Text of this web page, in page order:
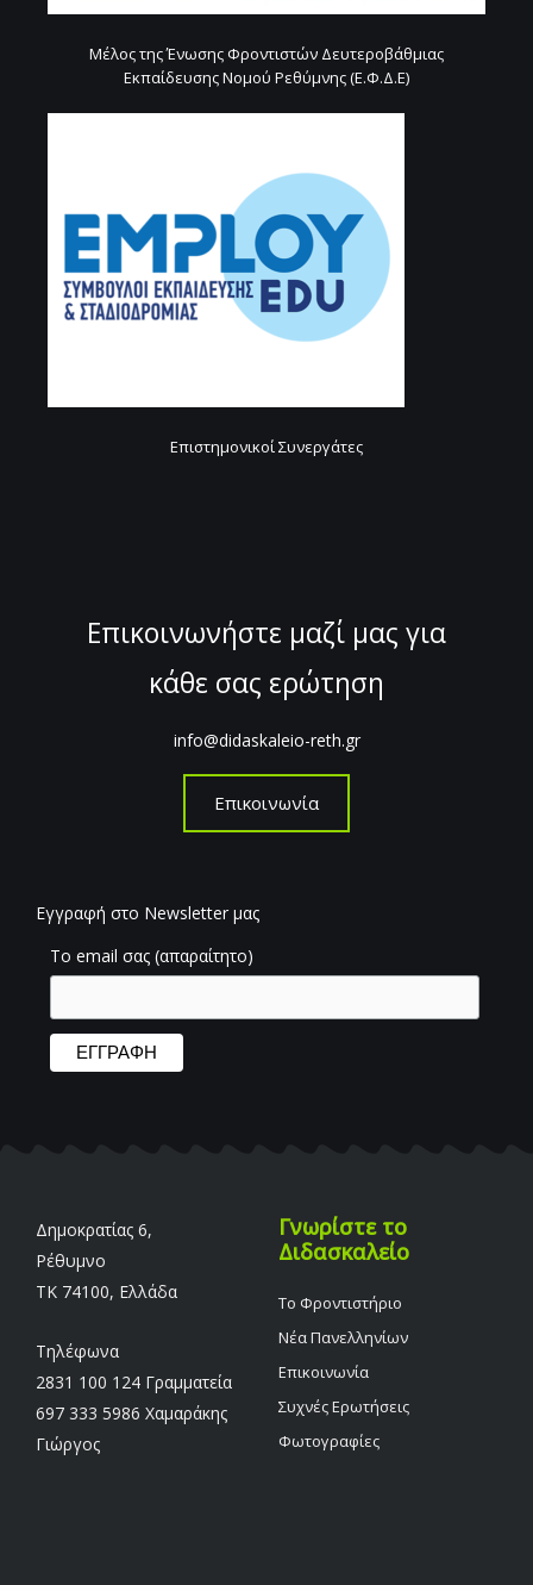
Μέλος της Ένωσης Φροντιστών Δευτεροβάθμιας
Εκπαίδευσης Νομού Ρεθύμνης (Ε.Φ.Δ.Ε)
Επιστημονικοί Συνεργάτες
Επικοινωνήστε μαζί μας για
κάθε σας ερώτηση
info@didaskaleio-reth.gr
Επικοινωνία
Εγγραφή στο Newsletter μας
Το email σας (απαραίτητο)
Δημοκρατίας 6,
Ρέθυμνο
TK 74100, Ελλάδα
Τηλέφωνα
2831 100 124 Γραμματεία
697 333 5986 Χαμαράκης
Γιώργος
Γνωρίστε το
Διδασκαλείο
Το Φροντιστήριο
Νέα Πανελληνίων
Επικοινωνία
Συχνές Ερωτήσεις
Φωτογραφίες